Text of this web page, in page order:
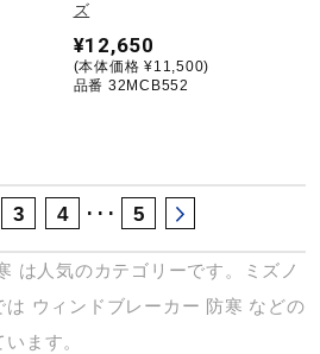
ズ
¥12,650
(本体価格 ¥11,500)
品番 32MCB552
3 4 ･･･ 5
は人気のカテゴリーです。ミズノ
は ウィンドブレーカー 防寒 などの
ます。